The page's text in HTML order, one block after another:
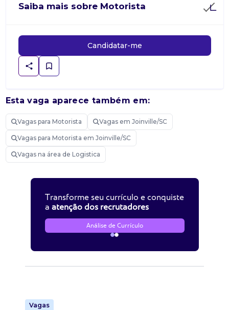
Saiba mais sobre Motorista
Candidatar-me
Esta vaga aparece também em:
Vagas para Motorista Vagas em Joinville/SC
Vagas para Motorista em Joinville/SC
Vagas na área de Logistica
Transforme seu currículo e conquiste
a atenção dos recrutadores
Análise de Currículo
Vagas